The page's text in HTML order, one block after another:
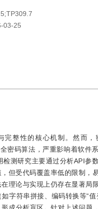
03-25
整性的核心机制。然而
密码算法，严重影响着软件
测研究主要通过分析API参
但受代码覆盖率低的限制
理论与实现上仍存在显著局
字符串拼接、编码转换等“